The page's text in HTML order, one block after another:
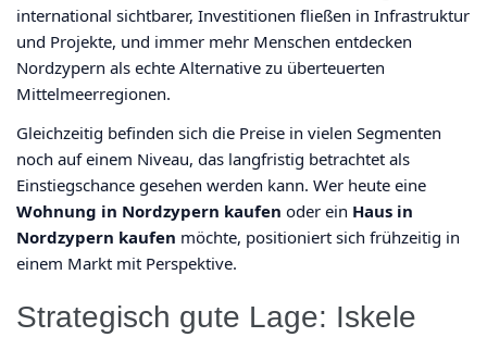
international sichtbarer, Investitionen fließen in Infrastruktur
und Projekte, und immer mehr Menschen entdecken
Nordzypern als echte Alternative zu überteuerten
Mittelmeerregionen.
Gleichzeitig befinden sich die Preise in vielen Segmenten
noch auf einem Niveau, das langfristig betrachtet als
Einstiegschance gesehen werden kann. Wer heute eine
Wohnung in Nordzypern kaufen oder ein Haus in
Nordzypern kaufen möchte, positioniert sich frühzeitig in
einem Markt mit Perspektive.
Strategisch gute Lage: Iskele